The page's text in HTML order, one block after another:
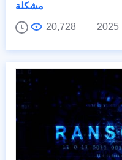
مشكلة
20,728